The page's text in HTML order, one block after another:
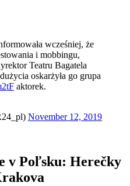
wcześniej, że
i mobbingu,
Teatru Bagatela
oskarżyła go grupa
aktorek.
November 12, 2019
v Poľsku: Herečky